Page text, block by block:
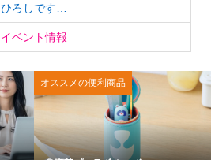
ひろしです…
イベント情報
オススメの便利商品